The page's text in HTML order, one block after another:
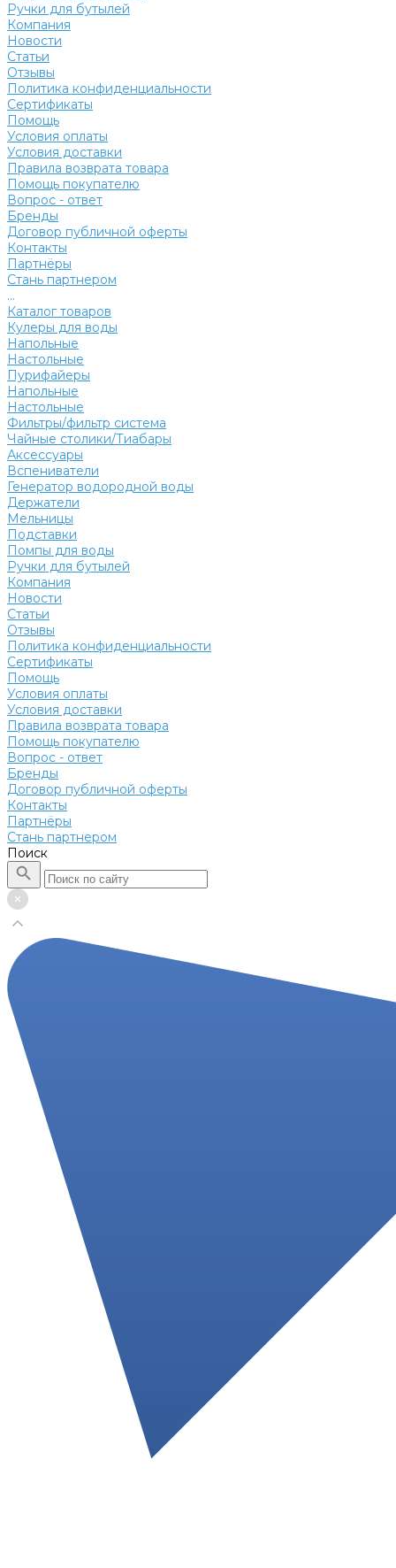
Ручки для бутылей
Компания
Новости
Статьи
Отзывы
Политика конфиденциальности
Сертификаты
Помощь
Условия оплаты
Условия доставки
Правила возврата товара
Помощь покупателю
Вопрос - ответ
Бренды
Договор публичной оферты
Контакты
Партнёры
Стань партнером
...
Каталог товаров
Кулеры для воды
Напольные
Настольные
Пурифайеры
Напольные
Настольные
Фильтры/фильтр система
Чайные столики/Тиабары
Аксессуары
Вспениватели
Генератор водородной воды
Держатели
Мельницы
Подставки
Помпы для воды
Ручки для бутылей
Компания
Новости
Статьи
Отзывы
Политика конфиденциальности
Сертификаты
Помощь
Условия оплаты
Условия доставки
Правила возврата товара
Помощь покупателю
Вопрос - ответ
Бренды
Договор публичной оферты
Контакты
Партнёры
Стань партнером
Поиск